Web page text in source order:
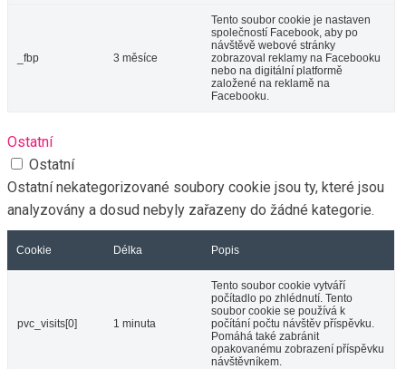
_fbp 3 měsíce
Tento soubor cookie je nastaven
společností Facebook, aby po
návštěvě webové stránky
zobrazoval reklamy na Facebooku
nebo na digitální platformě
založené na reklamě na
Facebooku.
Ostatní
Ostatní
Ostatní nekategorizované soubory cookie jsou ty, které jsou
analyzovány a dosud nebyly zařazeny do žádné kategorie.
Cookie Délka Popis
pvc_visits[0] 1 minuta
Tento soubor cookie vytváří
počítadlo po zhlédnutí. Tento
soubor cookie se používá k
počítání počtu návštěv příspěvku.
Pomáhá také zabránit
opakovanému zobrazení příspěvku
návštěvníkem.